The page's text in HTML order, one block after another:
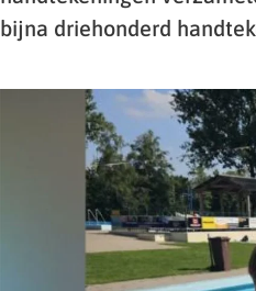
bijna driehonderd